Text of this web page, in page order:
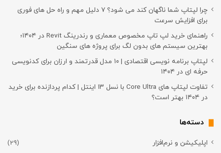
چرا لپتاپ شما ناگهان کند می شود؟ ۷ دلیل مهم و راه حل های فوری
برای افزایش سرعت
راهنمای خرید لپ تاپ مخصوص معماری و رندرینگ Revit در ۱۴۰۴؛
بهترین سیستم های بدون لگ برای پروژه های سنگین
لپتاپ برنامه نویسی اقتصادی | ۱۰ مدل قدرتمند و ارزان برای کدنویسی
حرفه ای در ۱۴۰۴
تفاوت لپتاپ های Core Ultra با نسل ۱۳ اینتل | کدام پردازنده برای خرید
در ۱۴۰۴ بهتر است؟
دسته‌ها
اپلیکیشن و نرم‌افزار
(29)